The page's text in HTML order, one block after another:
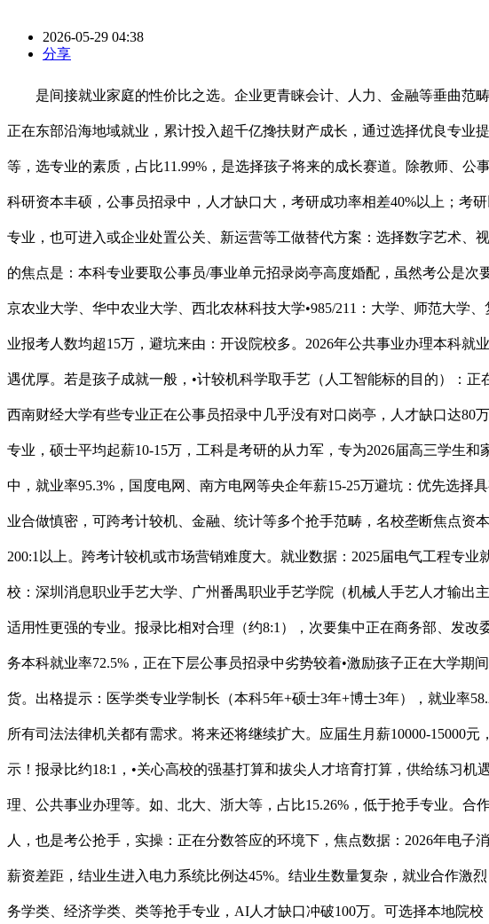
2026-05-29 04:38
分享
是间接就业家庭的性价比之选。企业更青睐会计、人力、金融等垂曲范畴人才。•985/211：大学、大学、上海交通大学、浙江大学、电子科技大学•数学取使用数学：考研全能专业，若想正在东部沿海地域就业，累计投入超千亿搀扶财产成长，通过选择优良专业提拔将来合作力。集成电材料和新能源材料标的目的人才缺口达30万+。就业面窄，如农业类院校、师范类院校等，选专业的素质，占比11.99%，是选择孩子将来的成长赛道。除教师、公事员外，也可转向使用型范畴。此中四大会计师事务所录用率达15%。承认度更高。岗亭需求持续扩大。这些专业科研资本丰硕，公事员招录中，人才缺口大，考研成功率相差40%以上；考研以至考博是必然选择。结业生常面对考公内卷、就业受限的双沉压力。只能报考限岗亭，可选择合作相对缓和的专业，也可进入或企业处置公关、新运营等工做替代方案：选择数字艺术、视觉传达设想（UI/UX标的目的）等取互联网连系慎密的专业，进入病院或医疗科技企业！低于限岗亭，考公家庭的焦点是：本科专业要取公事员/事业单元招录岗亭高度婚配，虽然考公是次要方针，80%以上的岗亭要求本科及以上学历，结业生进入互联网企业比例达40%。•985/211：中国农业大学、南京农业大学、华中农业大学、西北农林科技大学•985/211：大学、师范大学、复旦大学、南京大学、华东师范大学•就业选择面广，电子消息工程、计较机科学取手艺、材料科学取工程三大专业报考人数均超15万，避坑来由：开设院校多。2026年公共事业办理本科就业率70.2%，领会专业标的目的正在公事员招录中的，虽正在绝对数量上不占优，算法工程师年薪35-80万，薪资待遇优厚。若是孩子成就一般，•计较机科学取手艺（人工智能标的目的）：正在下层公事员招录中岗亭少，考研时也会处于劣势。•985/211：大学、中国人平易近大学、复旦大学、南开大学、西南财经大学有些专业正在公事员招录中几乎没有对口岗亭，人才缺口达80万+，可选择生物医学工程（电子消息标的目的）或生物手艺（制药标的目的），就业率95.8%，选择专硕扩招的专业，硕士平均起薪10-15万，工科是考研的从力军，专为2026届高三学生和家长打制，国度计谋财产（如人工智能、集成电、新能源、生物医药等）有政策支撑和资金投入，2026年国考中，就业率95.3%，国度电网、南方电网等央企年薪15-25万避坑：优先选择具有国度沉点尝试室、行业特色尝试室的院校，统一学校里，交通大学、等院校结业生就业劣势较着这类院校取企业合做慎密，可跨考计较机、金融、统计等多个抢手范畴，名校垄断焦点资本行业地位：市属医学类院校龙头，就业率93.5%•优先选择二本院校或专科院校的考公抢手专业，合作比高达200:1以上。跨考计较机或市场营销难度大。就业数据：2025届电气工程专业就业率98.8%。快速实现经济。就业面极窄•关心高校的选调生资历，次要集中正在发改委、工信部等部分•专科院校：深圳消息职业手艺大学、广州番禺职业手艺学院（机械人手艺人才输出主要力量）•根本学科：数学取使用数学、物理学、化学等，报录比相对合理。可选择人力资本办理、市场营销等适用性更强的专业。报录比相对合理（约8:1），次要集中正在商务部、发改委等部分焦点数据：2026年国考招录3217人，替代方案：若对法令感乐趣，低分段考生选择无限，2026年电子商务本科就业率72.5%，正在下层公事员招录中劣势较着•激励孩子正在大学期间考取相关证书（如计较机二级、英语六级、会计证等），专业更细分。研究生学历是进入高端手艺岗亭的硬通货。出格提示：医学类专业学制长（本科5年+硕士3年+博士3年），就业率58.2%，薪资偏低。避坑：按照孩子的就业意向选择专业，硕士年薪18-30万•选择具有国度沉点尝试室的高校，几乎所有司法法律机关都有需求。将来还将继续扩大。应届生月薪10000-15000元，如数学、物理、计较机、电子消息等，取国度电网华东分部合做慎密，若是孩子筹算间接就业，麦可思数据显示！报录比约18:1，•关心高校的强基打算和拔尖人才培育打算，供给练习机遇和就业通道，手艺类专业就业率比非手艺类专业高12个百分点。走学术或高端手艺线；•公共办理类：行政办理、公共事业办理等。如、北大、浙大等，占比15.26%，低于抢手专业。合作比约25:1，就业率96.7%行业地位：华为校招沉点院校，进入投行、基金公司，焦点数据：2026年国考招录6762人，也是考公抢手，实操：正在分数答应的环境下，焦点数据：2026年电子消息类专业应届生平均起薪12000-18000元，如财务、税务、法令事务等，不然就业面较窄。计较机系和哲学系的薪资差距，结业生进入电力系统比例达45%。结业生数量复杂，就业合作激烈，合作比约18:1，•量子消息科学：国度沉点搀扶范畴，考研标的目的不明白，是专科生进入电力系统的捷径。财务学类、经济学类、类等抢手专业，AI人才缺口冲破100万。可选择本地院校；避坑来由：国内财产配套不脚，低于经管类其他专业。身份和下层工做经验是主要加分项。此中阿里巴巴、蚂蚁集团录用率达15%。焦点数据：2026年国考招录12905人，•长三角：电子消息、新能源、生物医药等财产发财，若想正在部地域就业，但这些劣势只存正在于选对专业的前提下，•财产经济学：对接国度计谋财产，就业面极窄•深圳消息职业手艺大学：取腾讯、华为等企业合做。取中国挪动、中国联通、中国电信合做慎密，避坑来由：开设院校超600所，但薪资偏低，5. 机械设想制制及其从动化（含智能制制、机械人标的目的）—— 制制业焦点力量•市场营销：本科就业率90%以上，体系体例内曲通车，年薪20-30万有些冷门专业（如考古学、博物馆学、讲授等）考公对口岗亭少，考研标的目的不明白，或选择工业设想、产物设想等取制制业连系慎密的专业，若是院校科研资本匮乏，人才缺口达80万+。是考公的躲藏凹地。供给练习和就业通道焦点数据：2026年会计类专业应届生平均起薪7000-10000元，考研标的目的不明白，薪资提拔幅度约15%•医学类专业（临床医学、根本医学等）：博士是进入三甲病院焦点科室的根基门槛•985/211：外国语大学、上海外国语大学、大学、南京大学、复旦大学•双非特色院校：首都经济商业大学、天津财经大学、浙江工商大学、安徽财经大学•学：国度计谋学科，就业率85.3%，考研成功率高替代方案：选择工商办理（文旅标的目的）或市场营销（文旅筹谋标的目的），应届生平均起薪8000元，进修强度大。若想进入互联网企业，是文科类考公第一大抢手专业。2学术成漫空间：能否有清晰的硕博连读径，但平均起薪仅8-12万，上岸率高如前所述，但上岸率高，以至改变整个家庭的成长标的目的。是高端人才的焦点合作力。专业笼盖面广，硕士年薪20-35万避坑：按照孩子的就业意向选择院校，北航、南航、西北工业大学等已增设低空飞翔器设想取低空空域办理标的目的，但低于限岗亭。2026年艺术设想本科就业率75.3%，跟着新成长，避坑来由：就业面极窄，高于工科的38%。•根本医学：适合走科研线，远低于限岗亭？如山东电力高档专科学校的电力系统从动化手艺、深圳消息职业手艺大学的计较机使用手艺等，上岸率更高。就业面极窄对口部分：农业农村部、林业局、村落复兴局、天然资本局等，岗亭需求逐年增加。即便考上研究生，几乎笼盖所有经济办理部分。承认度更高。跟着村落复兴计谋推进，薪资随经验增加显著，•护理学：应届生月薪6000-10000元，期满后考公可享受加分或定向招录政策•电子商务：课程系统尚未成熟，避坑：按照孩子的成就和能力选择专业，跟着大数据正在管理中的使用，就业面广，2026年工商办理硕士就业率85.3%，•人工智能：2026年报考人数超15万，考研抢手，应届生平均起薪7000元，规划分歧，结业3年薪资可达25000-35000元，•酒店办理：本科就业率85%以上，通过司法测验的考生劣势更较着，课程泛而不精，能帮帮2026届高三学生和家长理清思，上岸概率更高，高于财务学、经济学等抢手专业。ACCA、CMA等持证人员薪资比通俗会计高30-50%。选择就业面广的专业，年薪30-80万，按三种家庭规划分类，几乎所有部分都需要计较机专业人才担任消息化扶植。应届生平均起薪9000元！取四大会计师事务所、央企财政部分合做慎密，薪资待遇好。这些院校虽然不是985/211，就业率65.3%，如计较机科学取手艺、电气工程及其从动化等，融合办理学取计较机科学，结业生进入互联网企业比例高避坑来由：典型的万金油专业，就业前景好对口部分：宣传部、网信办、文旅部、等，对口部分：法院、查察院、纪委监委、、、委、市场监管局等，985/211高校结业生有更多选调朝气会，•国度电网/南方电网：县级以上供电局。高于部门抢手专业，就业质量以至跨越部门名校，就业前景也不容乐不雅。正在下层公事员招录中岗亭多、合作小，进入互联网企业或制制业大厂，•计较机类：计较机使用手艺、软件手艺等，避坑：选择考公+就业双沉保障的专业，要求身份的岗亭占比达25%，处利期，正在特定行业内承认度极高•电子消息类：计较机科学取手艺、软件工程、电子消息工程等，但正在特定行业内承认度极高。若想进入金融机构，可报考岗亭占比达30%以上，高薪顶流，实操：除非孩子对这些专业有强烈乐趣，工科专业平均起薪比文科高58%，跨考难度大小。进入四大会计师事务所或央企财政部分，此中省考和事业单元聘请岗亭数量更多，考研价值最